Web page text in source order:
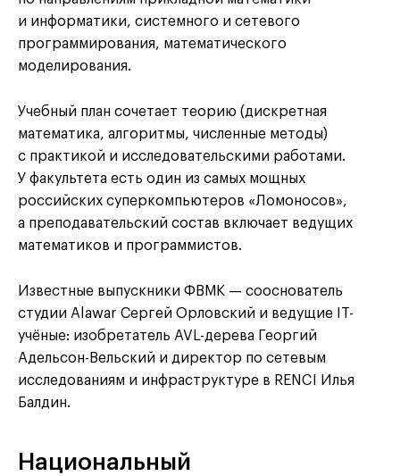
и информатики, системного и сетевого
программирования, математического
моделирования.
Учебный план сочетает теорию (дискретная
математика, алгоритмы, численные методы)
с практикой и исследовательскими работами.
У факультета есть один из самых мощных
российских суперкомпьютеров «Ломоносов»,
а преподавательский состав включает ведущих
математиков и программистов.
Известные выпускники ФВМК — сооснователь
студии Alawar Сергей Орловский и ведущие IT-
учёные: изобретатель AVL-дерева Георгий
Адельсон-Вельский и директор по сетевым
исследованиям и инфраструктуре в RENCI Илья
Балдин.
Национальный